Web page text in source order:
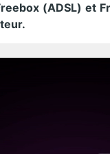
(ADSL) et